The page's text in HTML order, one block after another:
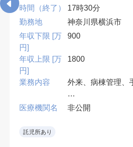
時間（終了）
17時30分
勤務地
神奈川県横浜市
年収下限 [万
円]
900
年収上限 [万
円]
1800
業務内容 外来、病棟管理、
•専門医必須。外傷
医療機関名 非公開
託児所あり